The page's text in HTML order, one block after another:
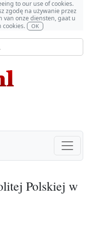
to our use of cookies.
zgodę na używanie przez
van onze diensten, gaat u
cookies.
OK
Polskiej w